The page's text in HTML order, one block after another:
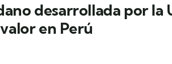
desarrollada por la
en Perú